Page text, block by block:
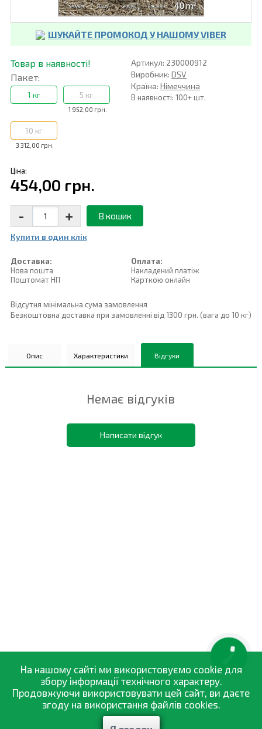
ШУКАЙТЕ ПРОМОКОД У НАШОМУ VIBER
Товар в наявності!
Пакет:
1 кг
1 952,00 грн.
5 кг
3 312,00 грн.
10 кг
Артикул: 230000912
Виробник: DSV
Країна: Німеччина
В наявності: 100+ шт.
Ціна:
454,00 грн.
- + В кошик
Купити в один клiк
Доставка:
Нова пошта
Поштомат НП
Оплата:
Накладений платiж
Карткою онлайн
Відсутня мінімальна сума замовлення
Безкоштовна доставка при замовленні від 1300 грн. (вага до 10 кг)
Опис Характеристики Відгуки
Немає відгуків
Написати відгук
На нашому сайті ми використовуємо cookie для
збору інформації технічного характеру.
Продовжуючи використовувати цей сайт, ви даєте
згоду на використання файлів cookies.